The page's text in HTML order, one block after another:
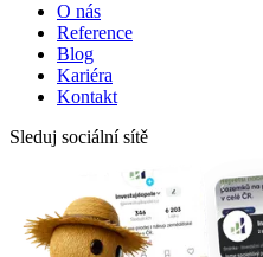
O nás
Reference
Blog
Kariéra
Kontakt
Sleduj sociální sítě